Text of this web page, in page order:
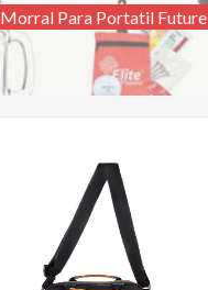
Morral Para Portatil Future